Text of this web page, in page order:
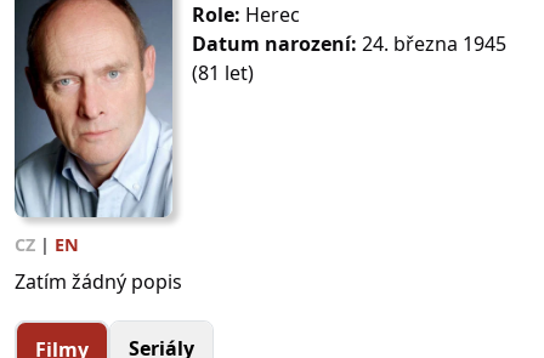
Role: Herec
Datum narození: 24. března 1945
(81 let)
CZ | EN
Zatím žádný popis
Filmy
Seriály